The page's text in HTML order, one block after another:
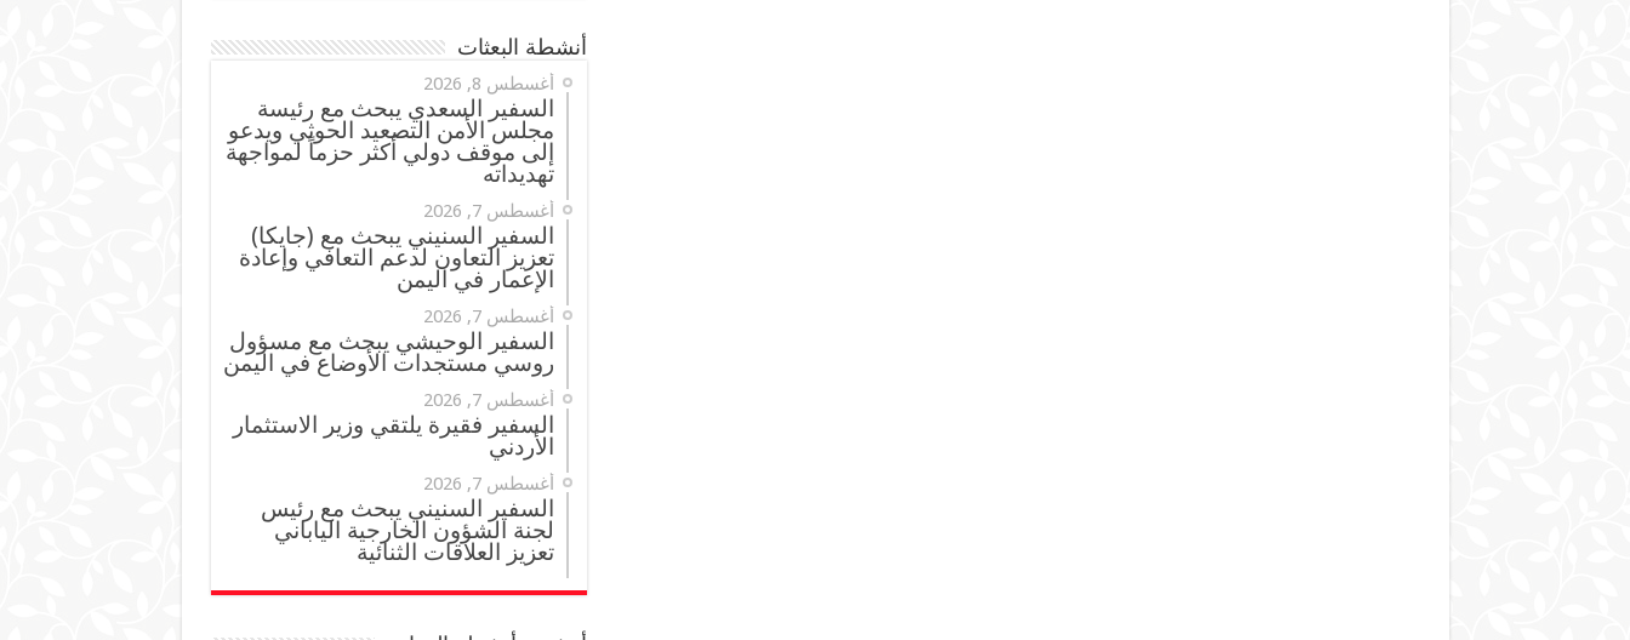
أنشطة البعثات
أغسطس 8, 2026
السفير السعدي يبحث مع رئيسة
مجلس الأمن التصعيد الحوثي ويدعو
إلى موقف دولي أكثر حزماً لمواجهة
تهديداته
أغسطس 7, 2026
السفير السنيني يبحث مع (جايكا)
تعزيز التعاون لدعم التعافي وإعادة
الإعمار في اليمن
أغسطس 7, 2026
السفير الوحيشي يبحث مع مسؤول
روسي مستجدات الأوضاع في اليمن
أغسطس 7, 2026
السفير فقيرة يلتقي وزير الاستثمار
الأردني
أغسطس 7, 2026
السفير السنيني يبحث مع رئيس
لجنة الشؤون الخارجية الياباني
تعزيز العلاقات الثنائية